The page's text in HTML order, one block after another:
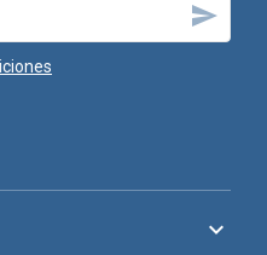

